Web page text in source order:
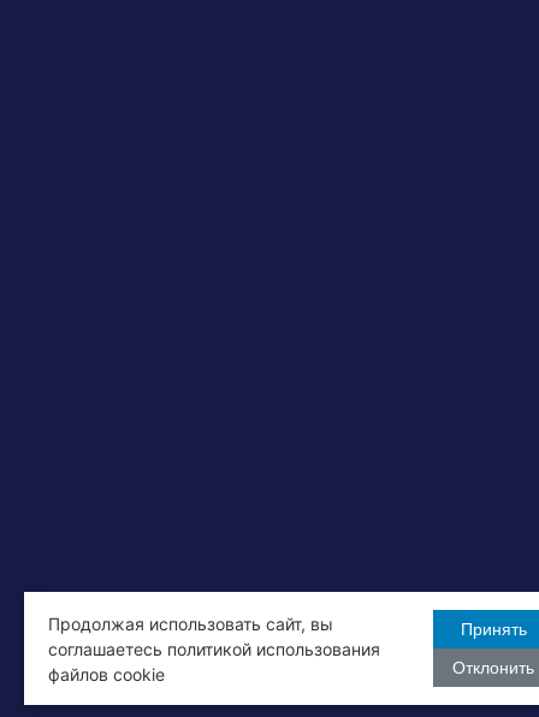
Продолжая использовать сайт, вы
соглашаетесь политикой использования
файлов cookie
Принять
Отклонить